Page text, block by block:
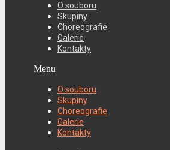
O souboru
Skupiny
Choreografie
Galerie
Kontakty
Menu
O souboru
Skupiny
Choreografie
Galerie
Kontakty